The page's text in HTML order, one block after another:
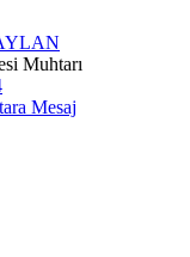
Muhtarı
Mesaj